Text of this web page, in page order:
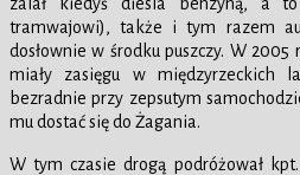
tramwajowi), także i tym razem
dosłownie w środku puszczy. W
miały zasięgu w międzyrzeckich
bezradnie przy zepsutym
mu dostać się do Żagania.
W tym czasie drogą podróżował